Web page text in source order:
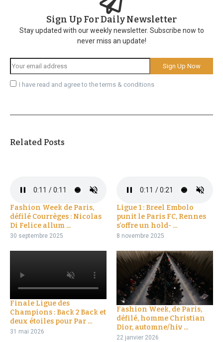
Sign Up For Daily Newsletter
Stay updated with our weekly newsletter. Subscribe now to
never miss an update!
I have read and agree to the terms & conditions
Related Posts
Fashion Week de Paris,
défilé Courrèges : Nicolas
Di Felice allum ...
30 septembre 2025
Ligue 1 : Breel Embolo
punit le Paris FC, Rennes
s’offre un hold- ...
8 novembre 2025
Finale Ligue des
Champions : Back 2 Back et
deux étoiles pour Par ...
31 mai 2026
Fashion Week, de Paris,
défilé, homme Christian
Dior, automne/hiv ...
22 janvier 2026